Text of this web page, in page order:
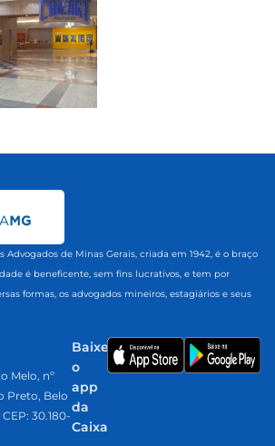
Advogados de Minas Gerais, criada em 1942, é o braço
é beneficente, sem fins lucrativos, e tem por
formas, os advogados mineiros, estagiários e seus
Melo, nº
Preto, Belo
30.180-
Baixe
o
app
da
Caixa